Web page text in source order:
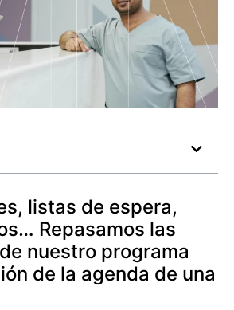
listas de espera,
Repasamos las
nuestro programa
de la agenda de una